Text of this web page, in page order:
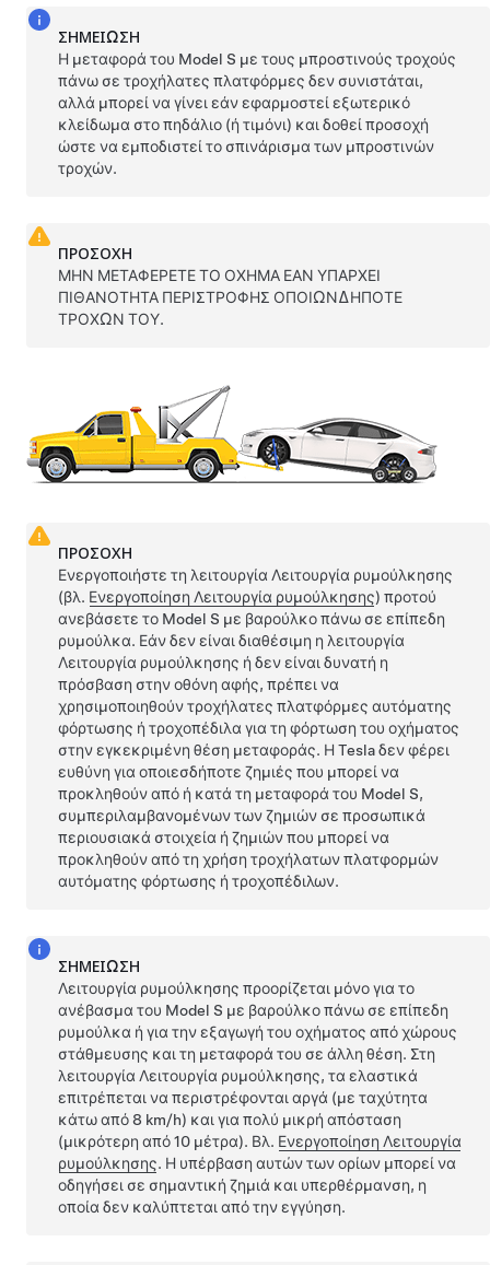
ΣΗΜΕΊΩΣΗ
Η μεταφορά του Model S με τους μπροστινούς τροχούς
πάνω σε τροχήλατες πλατφόρμες δεν συνιστάται,
αλλά μπορεί να γίνει εάν εφαρμοστεί εξωτερικό
κλείδωμα στοπηδάλιο (ή τιμόνι) και δοθεί προσοχή
ώστε να εμποδιστεί το σπινάρισμα των μπροστινών
τροχών.
ΠΡΟΣΟΧΗ
ΜΗΝ ΜΕΤΑΦΕΡΕΤΕ ΤΟ ΟΧΗΜΑ ΕΑΝ ΥΠΑΡΧΕΙ
ΠΙΘΑΝΟΤΗΤΑ ΠΕΡΙΣΤΡΟΦΗΣ ΟΠΟΙΩΝΔΗΠΟΤΕ
ΤΡΟΧΩΝ ΤΟΥ.
ΠΡΟΣΟΧΗ
Ενεργοποιήστε τη λειτουργία Λειτουργία ρυμούλκησης
(βλ. Ενεργοποίηση Λειτουργία ρυμούλκησης) προτού
ανεβάσετε το Model S με βαρούλκο πάνω σε επίπεδη
ρυμούλκα. Εάν δεν είναι διαθέσιμη η λειτουργία
Λειτουργία ρυμούλκησης ή δεν είναι δυνατή η
πρόσβαση στην οθόνη αφής, πρέπει να
χρησιμοποιηθούν τροχήλατες πλατφόρμες αυτόματης
φόρτωσης ή τροχοπέδιλα για τη φόρτωση του οχήματος
στην εγκεκριμένη θέση μεταφοράς. Η Tesla δεν φέρει
ευθύνη για οποιεσδήποτε ζημιές που μπορεί να
προκληθούν από ή κατά τη μεταφορά του Model S,
συμπεριλαμβανομένων των ζημιών σε προσωπικά
περιουσιακά στοιχεία ή ζημιών που μπορεί να
προκληθούν από τη χρήση τροχήλατων πλατφορμών
αυτόματης φόρτωσης ή τροχοπέδιλων.
ΣΗΜΕΊΩΣΗ
Λειτουργία ρυμούλκησης προορίζεται μόνο για το
ανέβασμα του Model S με βαρούλκο πάνω σε επίπεδη
ρυμούλκα ή για την εξαγωγή του οχήματος από χώρους
στάθμευσης και τη μεταφορά του σε άλλη θέση. Στη
λειτουργία Λειτουργία ρυμούλκησης, τα ελαστικά
επιτρέπεται να περιστρέφονται αργά (με ταχύτητα
κάτω από8 km/h) και για πολύ μικρή απόσταση
(μικρότερη από10 μέτρα). Βλ. Ενεργοποίηση Λειτουργία
ρυμούλκησης. Η υπέρβαση αυτών των ορίων μπορεί να
οδηγήσει σε σημαντική ζημιά και υπερθέρμανση, η
οποία δεν καλύπτεται από την εγγύηση.